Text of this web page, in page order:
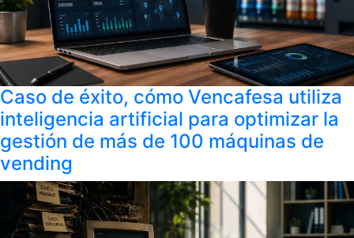
Caso de éxito, cómo Vencafesa utiliza
inteligencia artificial para optimizar la
gestión de más de 100 máquinas de
vending